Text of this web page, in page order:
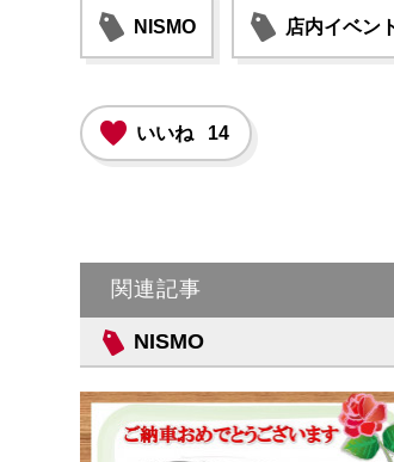
NISMO 店内イベン
いいね 14
関連記事
NISMO